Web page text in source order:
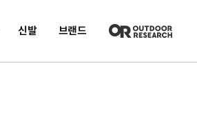
신발 브랜드